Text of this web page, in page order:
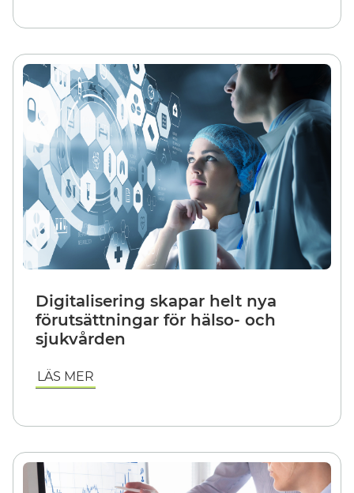
Digitalisering skapar helt nya
förutsättningar för hälso- och
sjukvården
LÄS MER